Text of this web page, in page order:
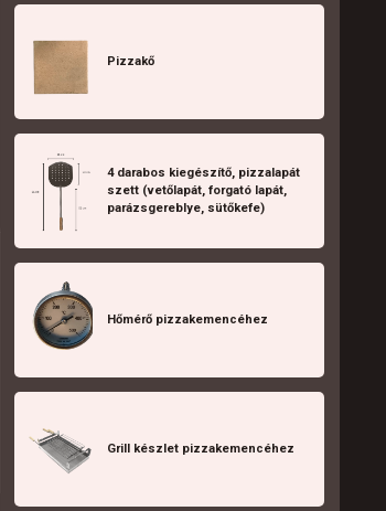
Pizzakő
4 darabos kiegészítő, pizzalapát
szett (vetőlapát, forgató lapát,
parázsgereblye, sütőkefe)
Hőmérő pizzakemencéhez
Grill készlet pizzakemencéhez